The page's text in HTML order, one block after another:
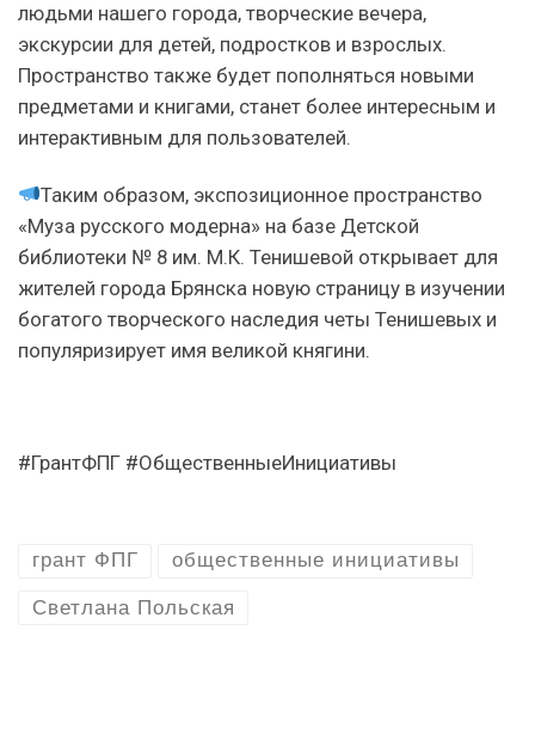
людьми нашего города, творческие вечера,
экскурсии для детей, подростков и взрослых.
Пространство также будет пополняться новыми
предметами и книгами, станет более интересным и
интерактивным для пользователей.
Таким образом, экспозиционное пространство
«Муза русского модерна» на базе Детской
библиотеки № 8 им. М.К. Тенишевой открывает для
жителей города Брянска новую страницу в изучении
богатого творческого наследия четы Тенишевых и
популяризирует имя великой княгини.
#ГрантФПГ #ОбщественныеИнициативы
грант ФПГ общественные инициативы
Светлана Польская